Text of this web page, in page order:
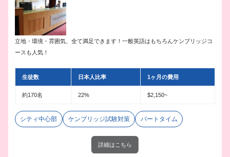
立地・環境・雰囲気、全て満足できます！一般英語はもちろんケンブリッジコ
ースも人気！
生徒数 日本人比率 1ヶ月の費用
約170名 22% $2,150~
シティ中心部 ケンブリッジ試験対策 パートタイム
詳細はこちら